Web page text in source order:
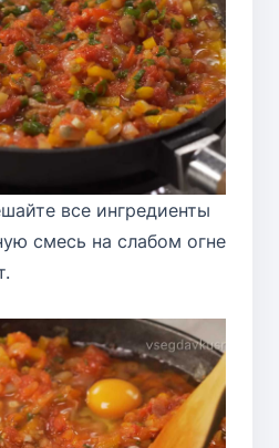
все ингредиенты
смесь на слабом огне